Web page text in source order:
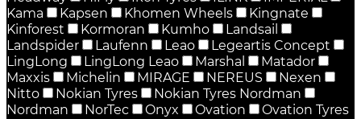
Kama
Kapsen Khomen Wheels
Kingnate
Kinforest
Kormoran Kumho
Landsail
Landspider
Laufenn Leao
Legeartis Concept
LingLong
LingLong Leao Marshal
Matador
Maxxis
Michelin MIRAGE NEREUS
Nexen
Nitto
Nokian Tyres
Nokian Tyres Nordman
Nordman
NorTec Onyx Ovation
Ovation Tyres